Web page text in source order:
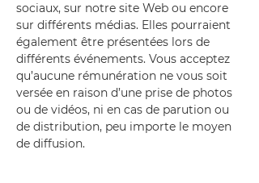
sociaux, sur notre site Web ou encore
sur différents médias. Elles pourraient
également être présentées lors de
différents événements. Vous acceptez
qu’aucune rémunération ne vous soit
versée en raison d’une prise de photos
ou de vidéos, ni en cas de parution ou
de distribution, peu importe le moyen
de diffusion.